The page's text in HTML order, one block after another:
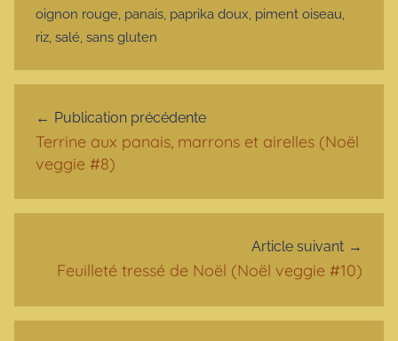
oignon rouge, panais, paprika doux, piment oiseau,
riz, salé, sans gluten
Publication précédente
Terrine aux panais, marrons et airelles (Noël
veggie #8)
Article suivant
Feuilleté tressé de Noël (Noël veggie #10)